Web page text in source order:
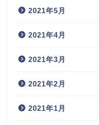
2021年5月
2021年4月
2021年3月
2021年2月
2021年1月